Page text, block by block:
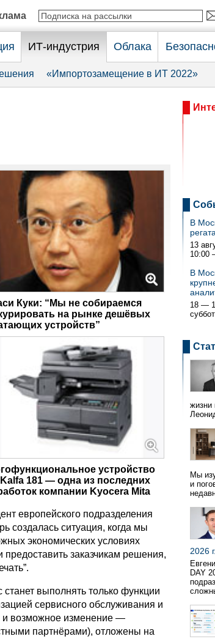
ИТ-индустрия Облака
«Импортозамещение в ИТ 2022»
Куки: “Мы не собираемся
на рынке дешёвых
устройств”
устройство
181 — одна из последних
компании Kyocera Mita
европейского подразделения
создалась ситуация, когда мы
экономических условиях
заказчикам решения,
выполнять только функции
сервисного обслуживания и
и возможное изменение —
партнёрами), отложены на
В
13
10:00
В
18 —
жизни
Мы
и
2026 г.
DAY